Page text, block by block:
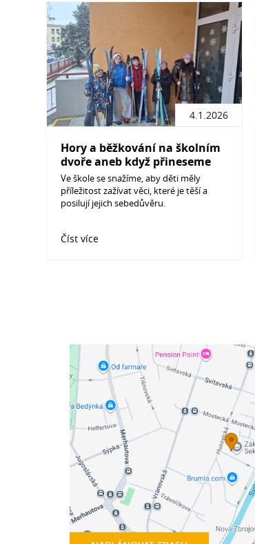
4.1.2026
Hory a běžkování na školním
dvoře aneb když přineseme
hory…
Ve škole se snažíme, aby děti měly
příležitost zažívat věci, které je těší a
posilují jejich sebedůvěru.
Číst více